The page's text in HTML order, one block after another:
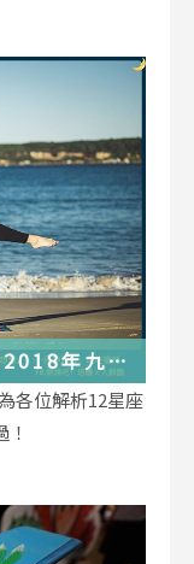
年九月
各位解析12星座